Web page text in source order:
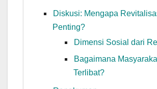
Diskusi: Mengapa
Penting?
Dimensi Sosial dari
Bagaimana
Terlibat?